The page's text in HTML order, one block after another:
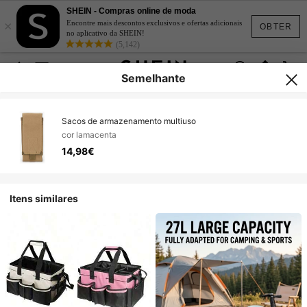
OBTER
×
SHEIN - Compras online de moda
Encontre mais descontos exclusivos e ofertas adicionais
no aplicativo da SHEIN!
(5,142)
Semelhante
Sacos de armazenamento multiuso
cor lamacenta
14,98€
Itens similares